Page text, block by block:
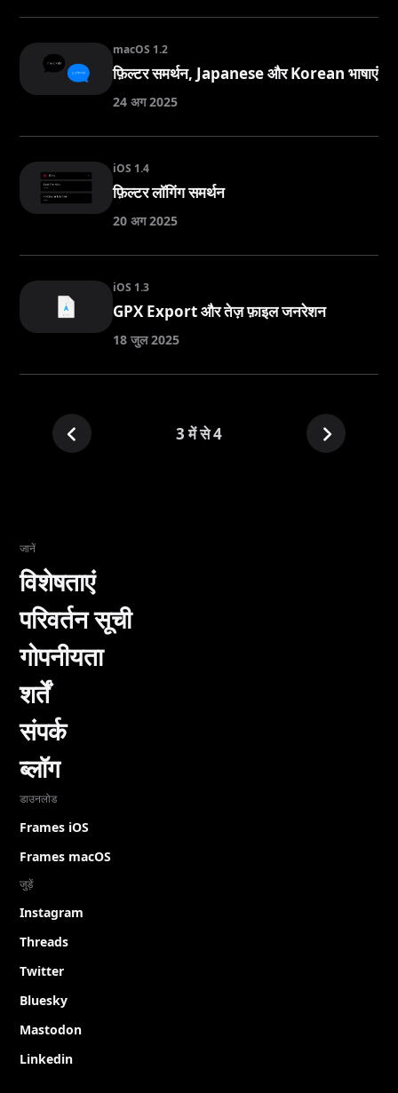
macOS 1.2
फ़िल्टर समर्थन, Japanese और Korean भाषाएं
24 अग 2025
iOS 1.4
फ़िल्टर लॉगिंग समर्थन
20 अग 2025
iOS 1.3
GPX Export और तेज़ फ़ाइल जनरेशन
18 जुल 2025
3 में से 4
जानें
विशेषताएं
परिवर्तन सूची
गोपनीयता
शर्तें
संपर्क
ब्लॉग
डाउनलोड
Frames iOS
Frames macOS
जुड़ें
Instagram
Threads
Twitter
Bluesky
Mastodon
Linkedin